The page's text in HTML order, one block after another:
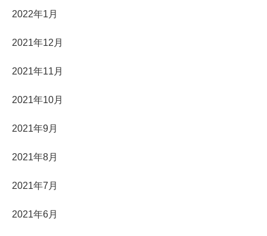
2022年1月
2021年12月
2021年11月
2021年10月
2021年9月
2021年8月
2021年7月
2021年6月